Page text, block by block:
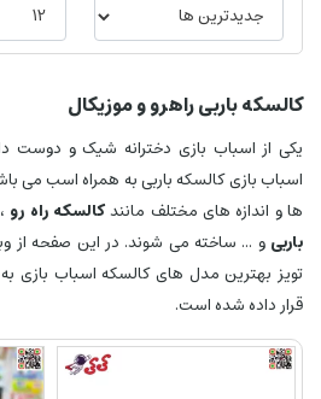
کالسکه باربی راهرو و موزیکال
یکی از اسباب بازی دخترانه شیک و دوست
اسباب بازی کالسکه باربی به همراه اسب می
ها و اندازه های مختلف مانندکالسکه راه رو ،
باربی و ... ساخته می شوند. در این صفحه از
تویز بهترین مدل های کالسکه اسباب بازی
قرار داده شده است.